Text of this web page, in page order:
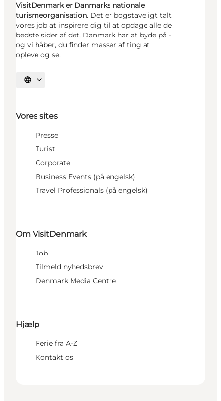
VisitDenmark er Danmarks nationale
turismeorganisation. Det er bogstaveligt talt
vores job at inspirere dig til at opdage alle de
bedste sider af det, Danmark har at byde på -
og vi håber, du finder masser af ting at
opleve og se.
Vælg sprog
Vores sites
Presse
Turist
Corporate
Business Events (på engelsk)
Travel Professionals (på engelsk)
Om VisitDenmark
Job
Tilmeld nyhedsbrev
Denmark Media Centre
Hjælp
Ferie fra A-Z
Kontakt os